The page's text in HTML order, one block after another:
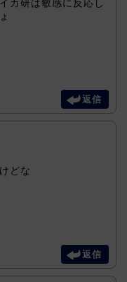
返信
どな
返信